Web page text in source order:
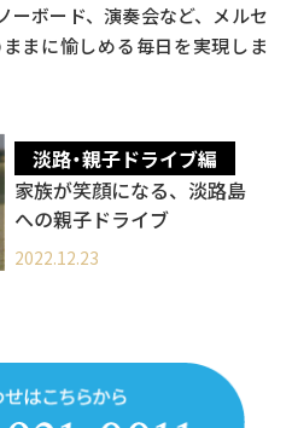
ーボード、演奏会など、メルセ
まに愉しめる毎日を実現しま
淡路・親子ドライブ編
家族が笑顔になる、淡路島
への親子ドライブ
2022.12.23